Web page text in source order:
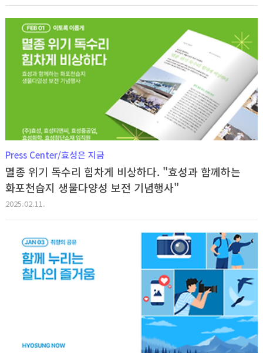
Press Center/효성은 지금
멸종 위기 독수리 힘차게 비상하다. "효성과 함께하는
화포천습지 생물다양성 보전 기념행사"
2025.02.11.